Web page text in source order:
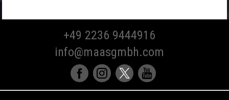
+49 2236 9444916
info@maasgmbh.com